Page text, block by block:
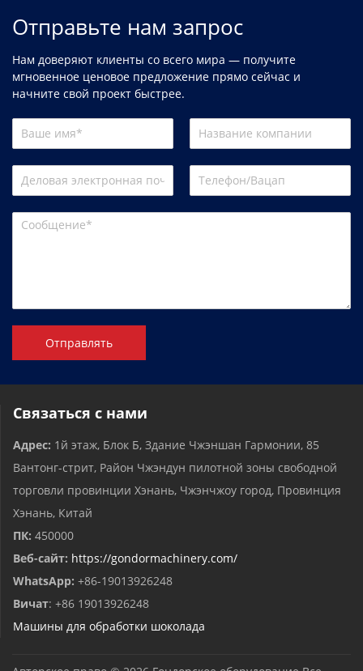
Отправьте нам запрос
Нам доверяют клиенты со всего мира — получите
мгновенное ценовое предложение прямо сейчас и
начните свой проект быстрее.
Отправлять
Связаться с нами
Адрес: 1й этаж, Блок Б, Здание Чжэншан Гармонии, 85
Вантонг-стрит, Район Чжэндун пилотной зоны свободной
торговли провинции Хэнань, Чжэнчжоу город, Провинция
Хэнань, Китай
ПК: 450000
Веб-сайт: https://gondormachinery.com/
WhatsApp: +86-19013926248
Вичат: +86 19013926248
Машины для обработки шоколада